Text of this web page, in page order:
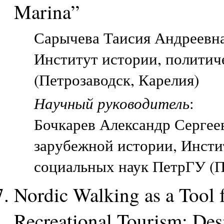
Marina”
Сарычева Таисия
Институт истории,
(Петрозаводск, Карелия)
Научный руководитель:
Бочкарев Александр
зарубежной истории,
социальных наук ПетрГУ
Nordic Walking as a